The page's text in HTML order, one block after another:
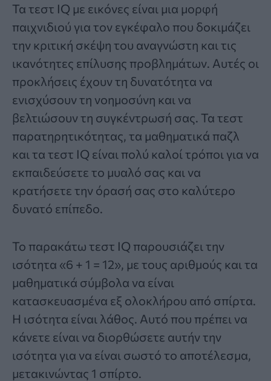
Τα τεστ IQ με εικόνες είναι μια μορφή
παιχνιδιού για τον εγκέφαλο που δοκιμάζει
την κριτική σκέψη του αναγνώστη και τις
ικανότητες επίλυσης προβλημάτων. Αυτές οι
προκλήσεις έχουν τη δυνατότητα να
ενισχύσουν τη νοημοσύνη και να
βελτιώσουν τη συγκέντρωσή σας. Τα τεστ
παρατηρητικότητας, τα μαθηματικά παζλ
και τα τεστ IQ είναι πολύ καλοί τρόποι για να
εκπαιδεύσετε το μυαλό σας και να
κρατήσετε την όρασή σας στο καλύτερο
δυνατό επίπεδο.
Το παρακάτω τεστ IQ παρουσιάζει την
ισότητα «6 + 1 = 12», με τους αριθμούς και τα
μαθηματικά σύμβολα να είναι
κατασκευασμένα εξ ολοκλήρου από σπίρτα.
Η ισότητα είναι λάθος. Αυτό που πρέπει να
κάνετε είναι να διορθώσετε αυτήν την
ισότητα για να είναι σωστό το αποτέλεσμα,
μετακινώντας 1 σπίρτο.